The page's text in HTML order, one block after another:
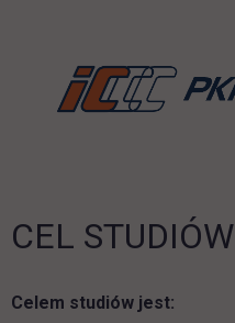
CEL STUDIÓW
Celem studiów jest: